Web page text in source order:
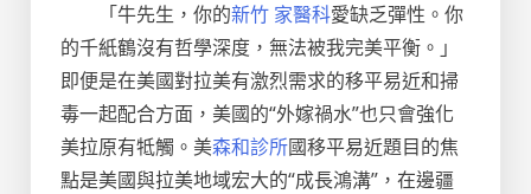
「牛先生，你的新竹 家醫科愛缺乏彈性。你
的千紙鶴沒有哲學深度，無法被我完美平衡。」
即便是在美國對拉美有激烈需求的移平易近和掃
毒一起配合方面，美國的“外嫁禍水”也只會強化
美拉原有牴觸。美森和診所國移平易近題目的焦
點是美國與拉美地域宏大的“成長鴻溝”，在邊疆